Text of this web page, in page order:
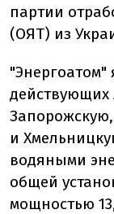
партии
(ОЯТ) из
"Энергоатом"
действующих
и
водяными
общей
мощностью